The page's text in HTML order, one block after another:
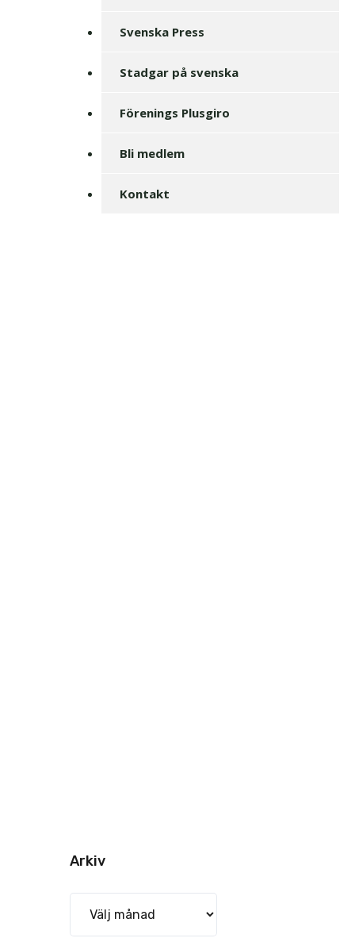
Svenska Press
Stadgar på svenska
Förenings Plusgiro
Bli medlem
Kontakt
Arkiv